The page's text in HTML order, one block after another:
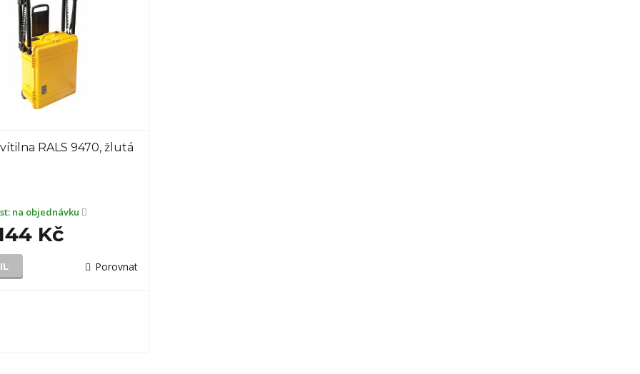
RALS 9470, žlutá
na objednávku
Kč
Porovnat